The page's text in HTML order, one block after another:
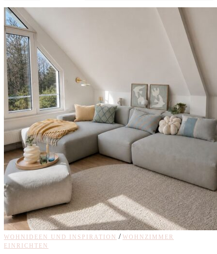
INNENEINRICHTUNG
ÜBER UNS
KUNDENSTIMMEN
KOOPERATIONEN
KÖLLE LOVE – UNSER POSTER
KONTAKT
WOHNIDEEN UND INSPIRATION / WOHNZIMMER
EINRICHTEN